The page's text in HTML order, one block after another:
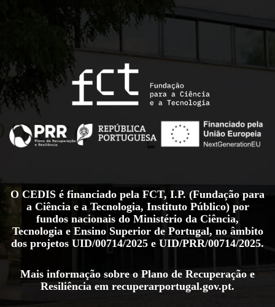
O CEDIS é financiado pela FCT, I.P. (Fundação para
a Ciência e a Tecnologia, Instituto Público) por
fundos nacionais do Ministério da Ciência,
Tecnologia e Ensino Superior de Portugal, no âmbito
dos projetos UID/00714/2025 e UID/PRR/00714/2025.
Mais informação sobre o Plano de Recuperação e
Resiliência em recuperarportugal.gov.pt.